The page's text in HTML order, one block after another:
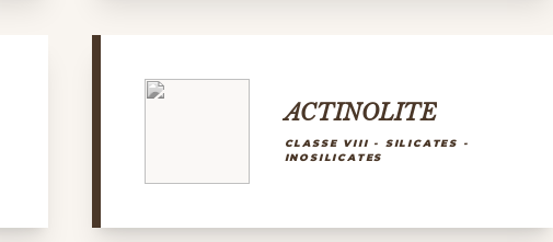
ACTINOLITE
CLASSE VIII - SILICATES -
INOSILICATES